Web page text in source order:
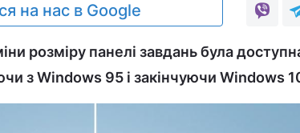
на нас в Google
розміру панелі завдань була
з Windows 95 і закінчуючи Windows